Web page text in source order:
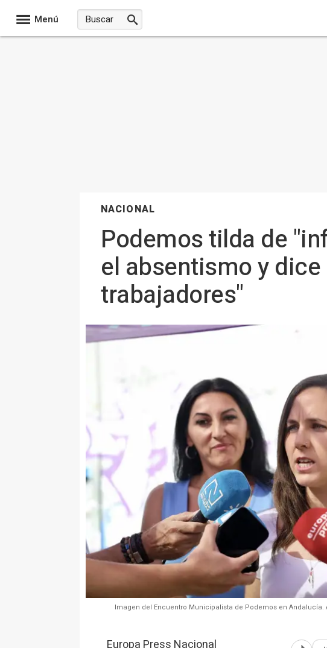
Menú
NACIONAL
Podemos tilda de
el absentismo y
trabajadores"
Imagen del Encuentro Municipalista de Podemos en Andalucía.